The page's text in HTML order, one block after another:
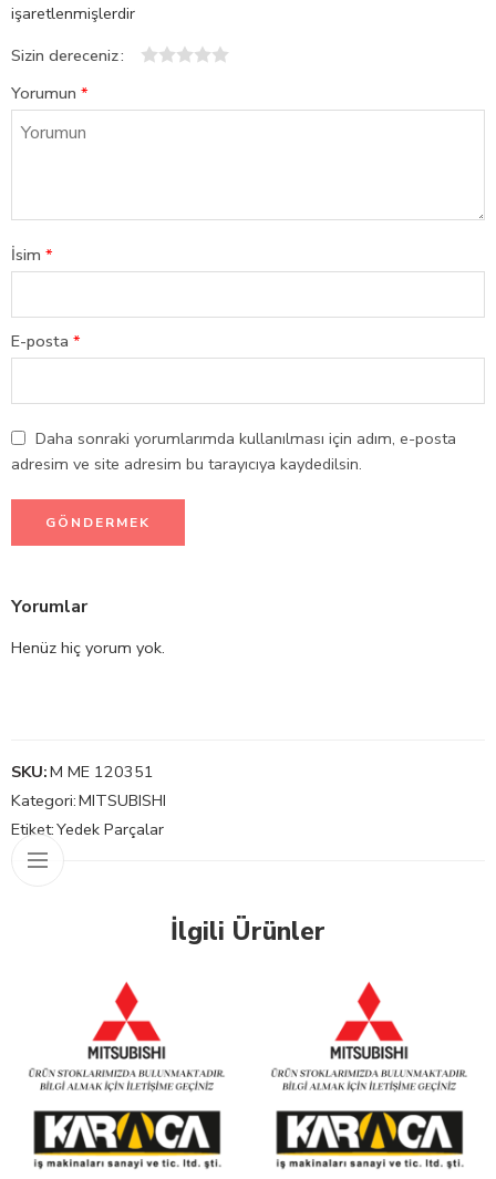
işaretlenmişlerdir
Sizin dereceniz
Yorumun *
İsim *
E-posta *
Daha sonraki yorumlarımda kullanılması için adım, e-posta
adresim ve site adresim bu tarayıcıya kaydedilsin.
Yorumlar
Henüz hiç yorum yok.
SKU:M ME 120351
Kategori:MITSUBISHI
Etiket:Yedek Parçalar
İlgili Ürünler